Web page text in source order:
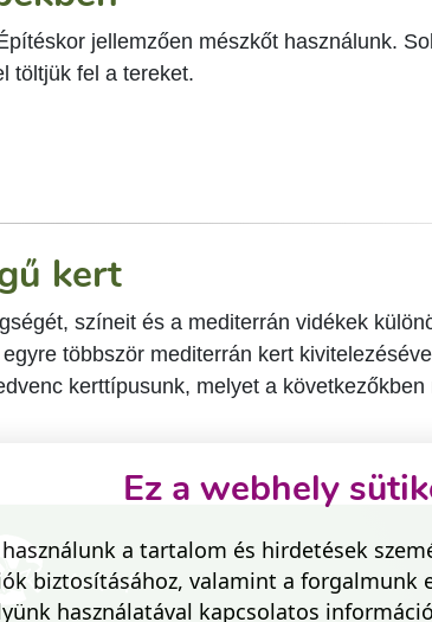
jellemzően mészkőt használunk.
töltjük fel a tereket.
kert
színeit és a mediterrán vidékek
többször mediterrán kert
kerttípusunk, melyet a
Ez a webhely
a tartalom és hirdetések
biztosításához, valamint a forgalmunk
használatával kapcsolatos